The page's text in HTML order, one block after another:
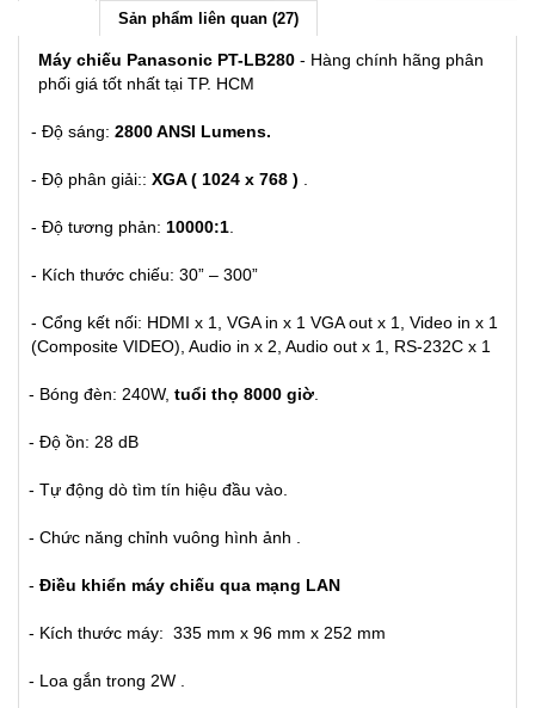
Sản phẩm liên quan (27)
Máy chiếu Panasonic PT-LB280 - Hàng chính hãng phân
phối giá tốt nhất tại TP. HCM
- Độ sáng: 2800 ANSI Lumens.
- Độ phân giải:: XGA ( 1024 x 768 )
- Độ tương phản: 10000:1
- Kích thước chiếu: 30” – 300”
- Cổng kết nối: HDMI x 1, VGA in x 1 VGA out x 1, Video in x 1
(Composite VIDEO), Audio in x 2, Audio out x 1, RS-232C x 1
- Bóng đèn: 240W,tuổi thọ 8000 giờ
- Độ ồn: 28 dB
- Tự động dò tìm tín hiệu đầu vào.
- Chức năng chỉnh vuông hình ảnh .
- Điều khiển máy chiếu qua mạng LAN
- Kích thước máy: 335 mm x 96 mm x 252 mm
- Loa gắn trong 2W .